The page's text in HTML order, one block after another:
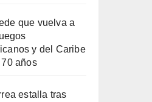
que vuelva a
y del Caribe
años
estalla tras